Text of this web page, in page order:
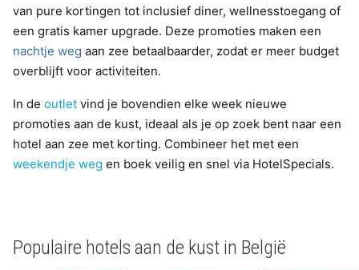
van pure kortingen tot inclusief diner, wellnesstoegang of
een gratis kamer upgrade. Deze promoties maken een
nachtje weg aan zee betaalbaarder, zodat er meer budget
overblijft voor activiteiten.
In de outlet vind je bovendien elke week nieuwe
promoties aan de kust, ideaal als je op zoek bent naar een
hotel aan zee met korting. Combineer het met een
weekendje weg en boek veilig en snel via HotelSpecials.
Populaire hotels aan de kust in België